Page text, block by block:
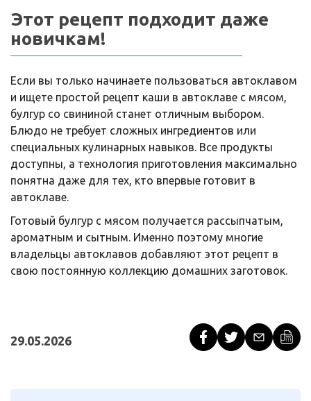
Этот рецепт подходит даже
новичкам!
Если вы только начинаете пользоваться автоклавом
и ищете простой рецепт каши в автоклаве с мясом,
булгур со свининой станет отличным выбором.
Блюдо не требует сложных ингредиентов или
специальных кулинарных навыков. Все продукты
доступны, а технология приготовления максимально
понятна даже для тех, кто впервые готовит в
автоклаве.
Готовый булгур с мясом получается рассыпчатым,
ароматным и сытным. Именно поэтому многие
владельцы автоклавов добавляют этот рецепт в
свою постоянную коллекцию домашних заготовок.
29.05.2026